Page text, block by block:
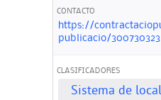
CONTACTO
https://
publicacio/300730323
CLASIFICADORES
Sistema de